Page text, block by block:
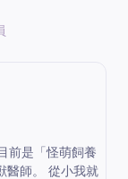
前是「怪萌飼養
醫師。 從小我就